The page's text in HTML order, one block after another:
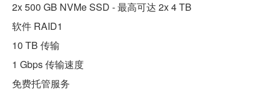
2x 500 GB NVMe SSD - 最高可达 2x 4 TB
软件 RAID1
10 TB 传输
1 Gbps 传输速度
免费托管服务